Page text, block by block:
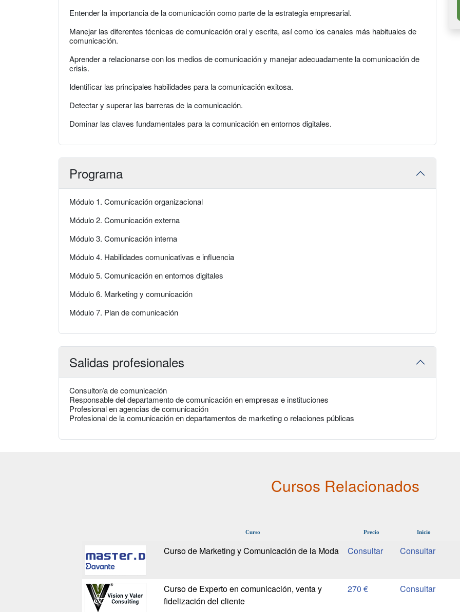
Entender la importancia de la comunicación como parte de la estrategia empresarial.
Manejar las diferentes técnicas de comunicación oral y escrita, así como los canales más habituales de
comunicación.
Aprender a relacionarse con los medios de comunicación y manejar adecuadamente la comunicación de
crisis.
Identificar las principales habilidades para la comunicación exitosa.
Detectar y superar las barreras de la comunicación.
Dominar las claves fundamentales para la comunicación en entornos digitales.
Programa
Módulo 1. Comunicación organizacional
Módulo 2. Comunicación externa
Módulo 3. Comunicación interna
Módulo 4. Habilidades comunicativas e influencia
Módulo 5. Comunicación en entornos digitales
Módulo 6. Marketing y comunicación
Módulo 7. Plan de comunicación
Salidas profesionales
Consultor/a de comunicación
Responsable del departamento de comunicación en empresas e instituciones
Profesional en agencias de comunicación
Profesional de la comunicación en departamentos de marketing o relaciones públicas
Cursos Relacionados
Curso Precio Inicio
Curso de Marketing y Comunicación de la Moda
Curso de Experto en comunicación, venta y
fidelización del cliente
270 €